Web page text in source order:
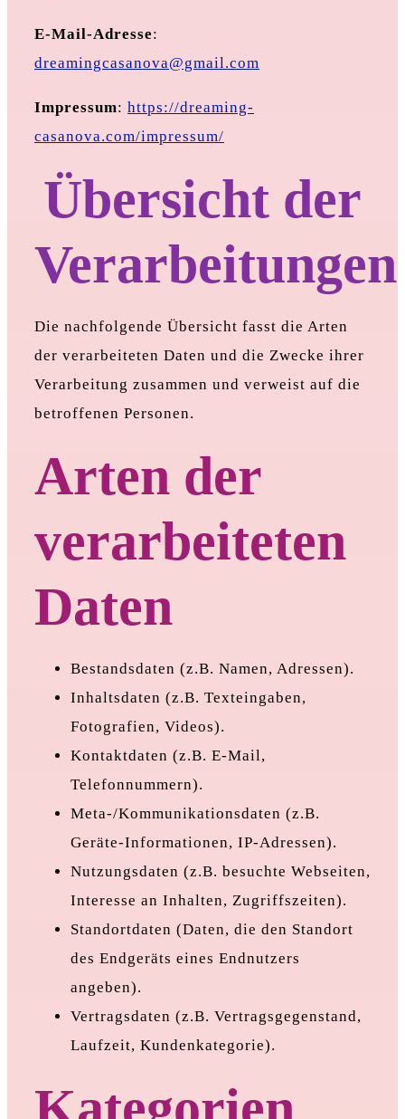
E-Mail-Adresse:
dreamingcasanova@gmail.com
Impressum: https://dreaming-
casanova.com/impressum/
Übersicht der
Verarbeitungen
Die nachfolgende Übersicht fasst die Arten
der verarbeiteten Daten und die Zwecke ihrer
Verarbeitung zusammen und verweist auf die
betroffenen Personen.
Arten der
verarbeiteten
Daten
Bestandsdaten (z.B. Namen, Adressen).
Inhaltsdaten (z.B. Texteingaben,
Fotografien, Videos).
Kontaktdaten (z.B. E-Mail,
Telefonnummern).
Meta-/Kommunikationsdaten (z.B.
Geräte-Informationen, IP-Adressen).
Nutzungsdaten (z.B. besuchte Webseiten,
Interesse an Inhalten, Zugriffszeiten).
Standortdaten (Daten, die den Standort
des Endgeräts eines Endnutzers
angeben).
Vertragsdaten (z.B. Vertragsgegenstand,
Laufzeit, Kundenkategorie).